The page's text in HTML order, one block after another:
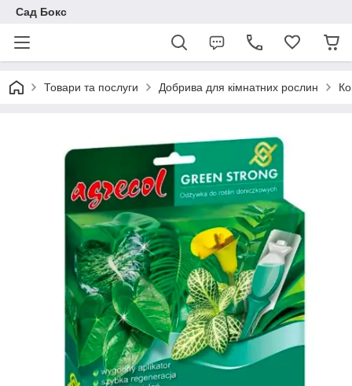
Сад Бокс
Товари та послуги Добрива для кімнатних рослин